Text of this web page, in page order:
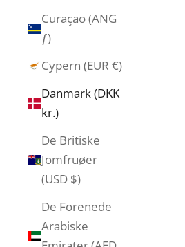
Curaçao (ANG
ƒ)
Cypern (EUR €)
Danmark (DKK
kr.)
De Britiske
Jomfruøer
(USD $)
De Forenede
Arabiske